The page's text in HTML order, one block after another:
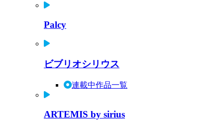
Palcy
ビブリオシリウス
連載中作品一覧
ARTEMIS by sirius